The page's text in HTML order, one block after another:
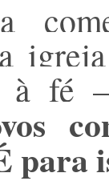
à fé
para